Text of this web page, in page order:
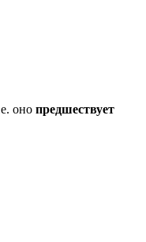
оно предшествует